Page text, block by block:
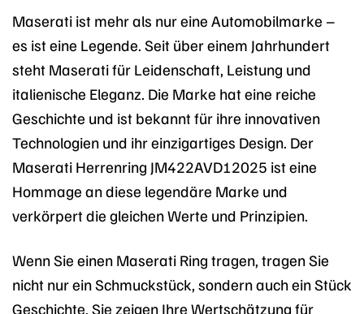
Maserati ist mehr als nur eine Automobilmarke –
es ist eine Legende. Seit über einem Jahrhundert
steht Maserati für Leidenschaft, Leistung und
italienische Eleganz. Die Marke hat eine reiche
Geschichte und ist bekannt für ihre innovativen
Technologien und ihr einzigartiges Design. Der
Maserati Herrenring JM422AVD12025 ist eine
Hommage an diese legendäre Marke und
verkörpert die gleichen Werte und Prinzipien.
Wenn Sie einen Maserati Ring tragen, tragen Sie
nicht nur ein Schmuckstück, sondern auch ein Stück
Geschichte. Sie zeigen Ihre Wertschätzung für